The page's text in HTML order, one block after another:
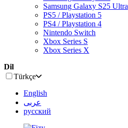
Samsung Galaxy S25 Ultra
PS5 / Playstation 5
PS4 / Playstation 4
Nintendo Switch
Xbox Series S
Xbox Series X
Dil
Türkçe
English
عربى
русский